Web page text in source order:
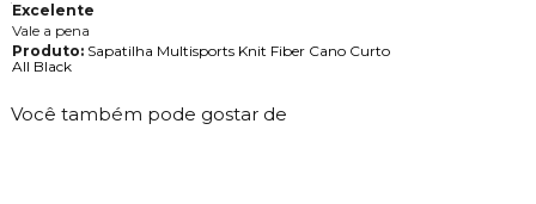
Excelente
Vale a pena
Produto:Sapatilha Multisports Knit Fiber Cano Curto
All Black
Você também pode gostar de